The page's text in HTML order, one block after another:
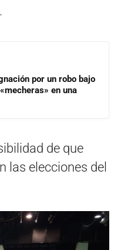
por un robo bajo
en una
de que
las elecciones del